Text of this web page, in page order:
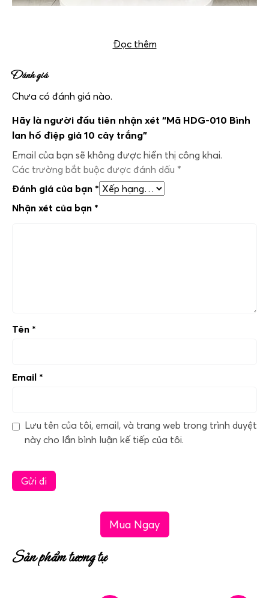
Đọc thêm
Đánh giá
Chưa có đánh giá nào.
Hãy là người đầu tiên nhận xét “Mã HDG-010 Bình
lan hồ điệp giả 10 cây trắng”
Email của bạn sẽ không được hiển thị công khai.
Các trường bắt buộc được đánh dấu *
Đánh giá của bạn *
Nhận xét của bạn *
Tên *
Email *
Lưu tên của tôi, email, và trang web trong trình duyệt
này cho lần bình luận kế tiếp của tôi.
Mua Ngay
Sản phẩm tương tự